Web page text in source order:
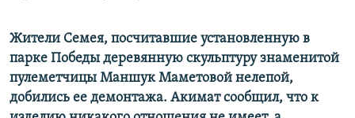
Жители Семея, посчитавшие установленную в
парке Победы деревянную скульптуру знаменитой
пулеметчицы Маншук Маметовой нелепой,
добились ее демонтажа. Акимат сообщил, что к